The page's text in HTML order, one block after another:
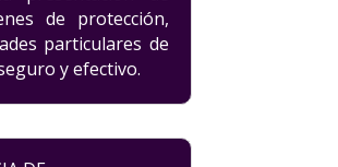
de protección,
particulares de
y efectivo.